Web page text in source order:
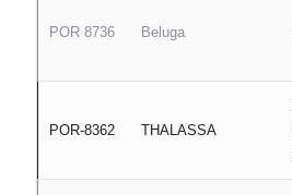
POR 8736 Beluga
POR-8362 THALASSA